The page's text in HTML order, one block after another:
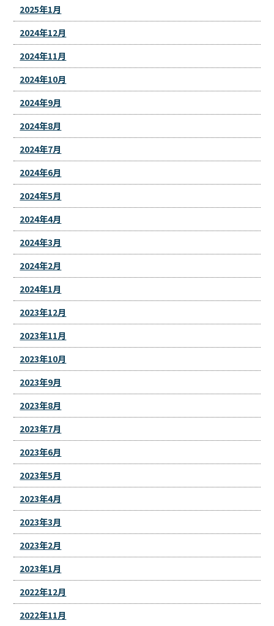
2025年1月
2024年12月
2024年11月
2024年10月
2024年9月
2024年8月
2024年7月
2024年6月
2024年5月
2024年4月
2024年3月
2024年2月
2024年1月
2023年12月
2023年11月
2023年10月
2023年9月
2023年8月
2023年7月
2023年6月
2023年5月
2023年4月
2023年3月
2023年2月
2023年1月
2022年12月
2022年11月